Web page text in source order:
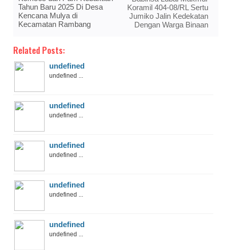
Tahun Baru 2025 Di Desa
Kencana Mulya di
Kecamatan Rambang
Koramil 404-08/RL Sertu
Jumiko Jalin Kedekatan
Dengan Warga Binaan
Related Posts:
undefined
undefined ...
undefined
undefined ...
undefined
undefined ...
undefined
undefined ...
undefined
undefined ...